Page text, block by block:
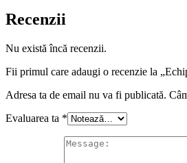
Recenzii
Nu există încă recenzii.
Fii primul care adaugi o recenzie la
Adresa ta de email nu va fi publicată.
Evaluarea ta *